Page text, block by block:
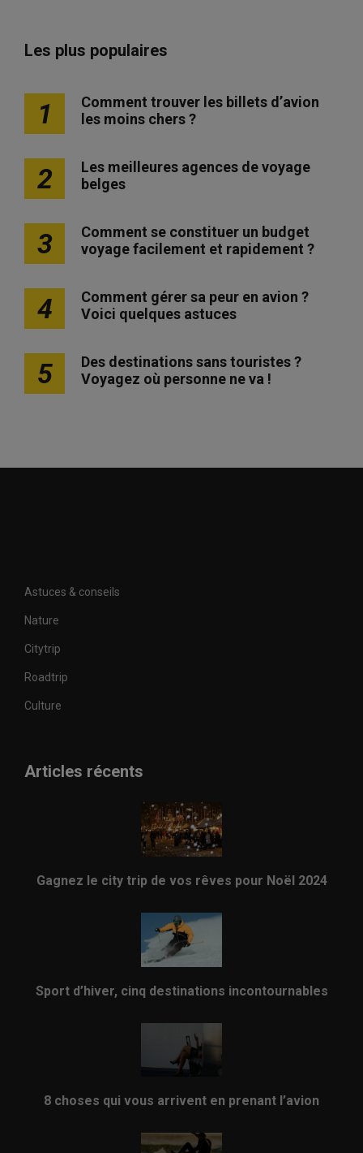
Les plus populaires
1
Comment trouver les billets d’avion
les moins chers ?
2
Les meilleures agences de voyage
belges
3
Comment se constituer un budget
voyage facilement et rapidement ?
4
Comment gérer sa peur en avion ?
Voici quelques astuces
5
Des destinations sans touristes ?
Voyagez où personne ne va !
Astuces & conseils
Nature
Citytrip
Roadtrip
Culture
Articles récents
Gagnez le city trip de vos rêves pour Noël 2024
Sport d’hiver, cinq destinations incontournables
8 choses qui vous arrivent en prenant l’avion